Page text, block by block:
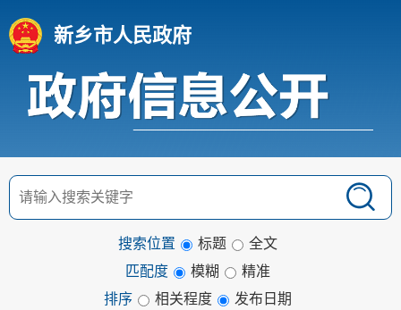
新乡市人民政府
搜索位置 标题
全文
匹配度
模糊
精准
排序
相关程度 发布日期
政府工作报告
政府信息公开目录
规划信息
行政事业性收费
公务员招考
处罚强制信息